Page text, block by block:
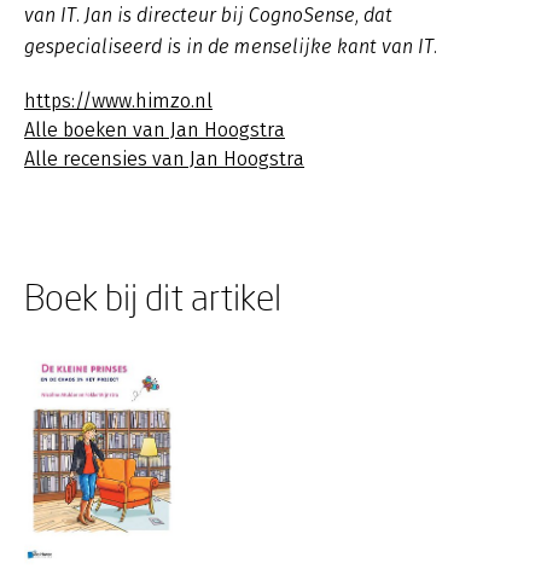
van IT. Jan is directeur bij CognoSense, dat
gespecialiseerd is in de menselijke kant van IT.
https://www.himzo.nl
Alle boeken van Jan Hoogstra
Alle recensies van Jan Hoogstra
Boek bij dit artikel